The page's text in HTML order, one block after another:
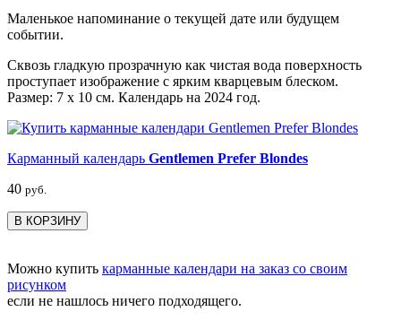
Маленькое напоминание о текущей дате или будущем
событии.
Сквозь гладкую прозрачную как чистая вода поверхность
проступает изображение с ярким кварцевым блеском.
Размер: 7 х 10 см. Календарь на 2024 год.
Карманный календарь Gentlemen Prefer Blondes
40 руб.
В КОРЗИНУ
Можно купить карманные календари на заказ со своим
рисунком
если не нашлось ничего подходящего.